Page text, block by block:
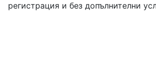
регистрация и без допълнителни